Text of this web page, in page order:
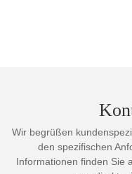
Wir begrüßen
den spezifischen
Informationen finden Sie